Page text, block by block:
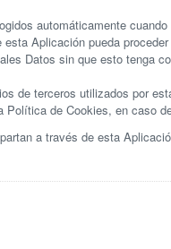
automáticamente
Aplicación pueda
Datos sin que esto tenga
de terceros utilizados por
de Cookies, en caso
a través de esta